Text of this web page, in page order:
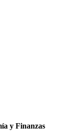
y Finanzas